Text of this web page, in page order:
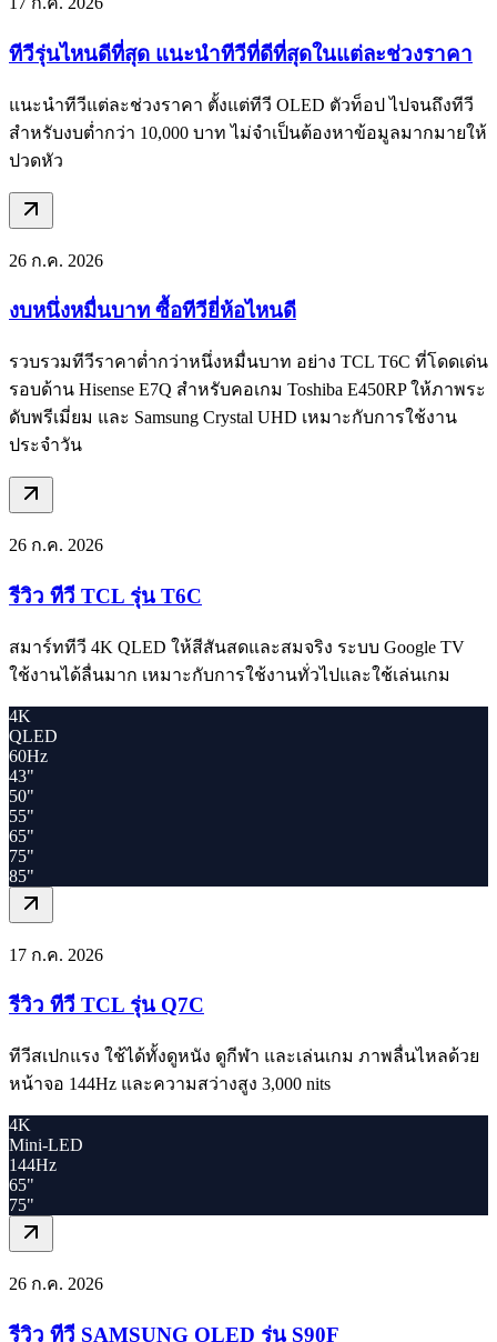
ทีวีรุ่นไหนดีที่สุด แนะนำทีวีที่ดีที่สุดในแต่ละช่วงราคา
แนะนำทีวีแต่ละช่วงราคา ตั้งแต่ทีวี OLED ตัวท็อป ไปจนถึงทีวี
สำหรับงบต่ำกว่า 10,000 บาท ไม่จำเป็นต้องหาข้อมูลมากมายให้
ปวดหัว
26 ก.ค. 2026
งบหนึ่งหมื่นบาท ซื้อทีวียี่ห้อไหนดี
รวบรวมทีวีราคาต่ำกว่าหนึ่งหมื่นบาท อย่าง TCL T6C ที่โดดเด่น
รอบด้าน Hisense E7Q สำหรับคอเกม Toshiba E450RP ให้ภาพระ
ดับพรีเมี่ยม และ Samsung Crystal UHD เหมาะกับการใช้งาน
ประจำวัน
26 ก.ค. 2026
รีวิว ทีวี TCL รุ่น T6C
สมาร์ททีวี 4K QLED ให้สีสันสดและสมจริง ระบบ Google TV
ใช้งานได้ลื่นมาก เหมาะกับการใช้งานทั่วไปและใช้เล่นเกม
4K
QLED
60Hz
43"
50"
55"
65"
75"
85"
17 ก.ค. 2026
รีวิว ทีวี TCL รุ่น Q7C
ทีวีสเปกแรง ใช้ได้ทั้งดูหนัง ดูกีฬา และเล่นเกม ภาพลื่นไหลด้วย
หน้าจอ 144Hz และความสว่างสูง 3,000 nits
4K
Mini-LED
144Hz
65"
75"
26 ก.ค. 2026
รีวิว ทีวี SAMSUNG OLED รุ่น S90F